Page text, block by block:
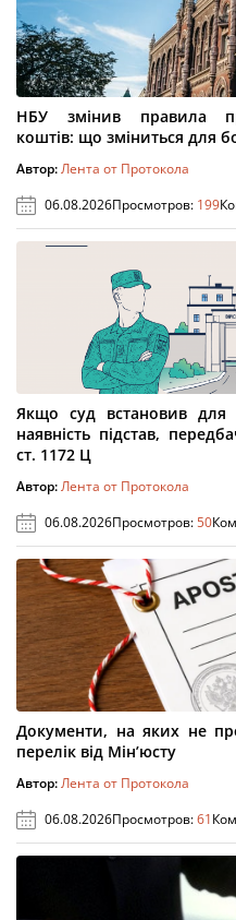
НБУ змінив правила
коштів: що зміниться для
Автор:Лента от Протокола
06.08.2026Просмотров: 199
Якщо суд встановив для
наявність підстав,
ст. 1172 Ц
Автор:Лента от Протокола
06.08.2026Просмотров:50
Документи, на яких не
перелік від Мін’юсту
Автор:Лента от Протокола
06.08.2026Просмотров:61